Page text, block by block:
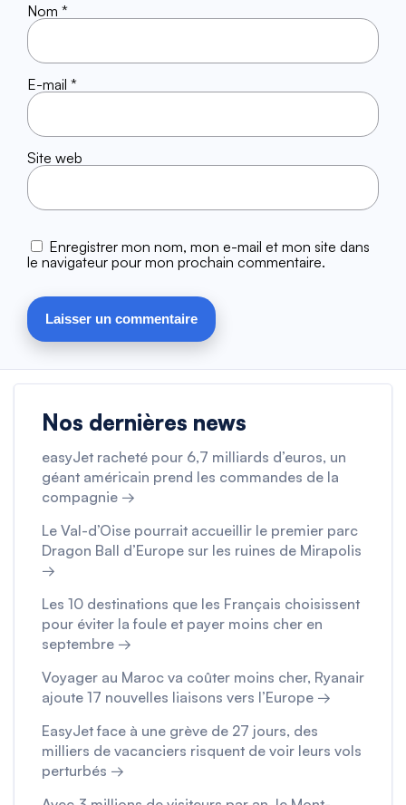
Nom *
E-mail *
Site web
Enregistrer mon nom, mon e-mail et mon site dans
le navigateur pour mon prochain commentaire.
Nos dernières news
easyJet racheté pour 6,7 milliards d’euros, un
géant américain prend les commandes de la
compagnie →
Le Val-d’Oise pourrait accueillir le premier parc
Dragon Ball d’Europe sur les ruines de Mirapolis
→
Les 10 destinations que les Français choisissent
pour éviter la foule et payer moins cher en
septembre →
Voyager au Maroc va coûter moins cher, Ryanair
ajoute 17 nouvelles liaisons vers l’Europe →
EasyJet face à une grève de 27 jours, des
milliers de vacanciers risquent de voir leurs vols
perturbés →